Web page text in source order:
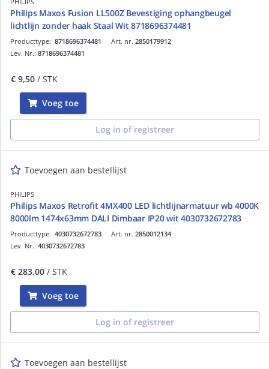
Philips Maxos Fusion LL500Z Bevestiging ophangbeugel
lichtlijn zonder haak Staal Wit 8718696374481
Art. nr. 2850179912
Producttype: 8718696374481
Lev. Nr.: 8718696374481
€ 9,50 / STK
Voeg toe
Log in of registreer
Toevoegen aan bestellijst
PHILIPS
Philips Maxos Retrofit 4MX400 LED lichtlijnarmatuur wb 4000K
8000lm 1474x63mm DALI Dimbaar IP20 wit 4030732672783
Art. nr. 2850012134
Producttype: 4030732672783
Lev. Nr.: 4030732672783
€ 283,00 / STK
Voeg toe
Log in of registreer
Toevoegen aan bestellijst